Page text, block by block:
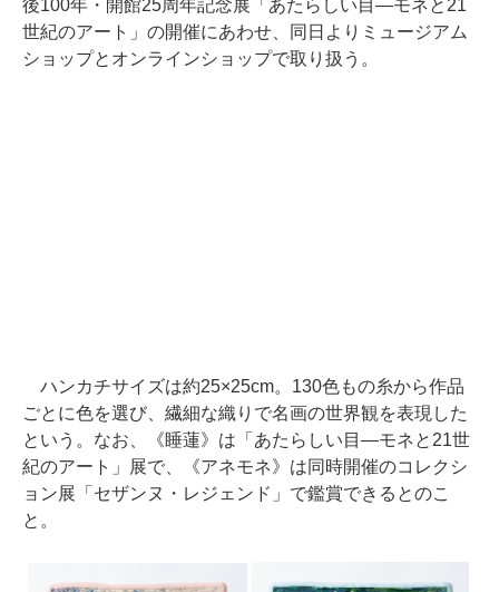
後100年・開館25周年記念展「あたらしい目―モネと21
世紀のアート」の開催にあわせ、同日よりミュージアム
ショップとオンラインショップで取り扱う。
ハンカチサイズは約25×25cm。130色もの糸から作品
ごとに色を選び、繊細な織りで名画の世界観を表現した
という。なお、《睡蓮》は「あたらしい目―モネと21世
紀のアート」展で、《アネモネ》は同時開催のコレクシ
ョン展「セザンヌ・レジェンド」で鑑賞できるとのこ
と。